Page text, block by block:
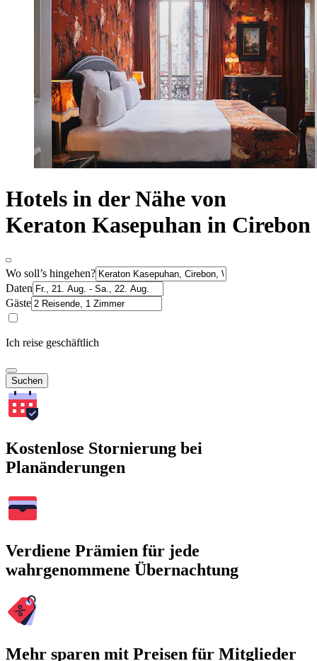
Hotels in der Nähe von
Keraton Kasepuhan in Cirebon
Wo soll’s hingehen?
Daten
Gäste
Ich reise geschäftlich
Suchen
Kostenlose Stornierung bei
Planänderungen
Verdiene Prämien für jede
wahrgenommene Übernachtung
Mehr sparen mit Preisen für Mitglieder